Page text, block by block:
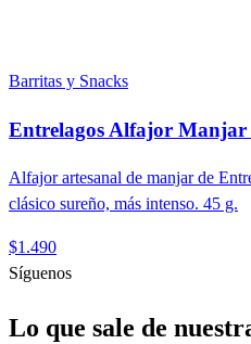
Barritas y Snacks
Entrelagos Alfajor Manjar
Alfajor artesanal de manjar de
clásico sureño, más intenso. 45 g.
$1.490
Síguenos
Lo que sale de